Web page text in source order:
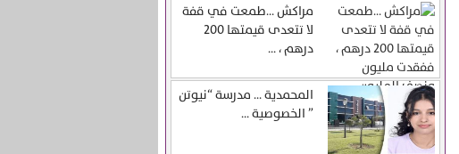
مراكش …طمعت في قفة
لا تتعدى قيمتها 200
درهم ، ...
المحمدية … مدرسة “نيوتن
” الخصوصية ...